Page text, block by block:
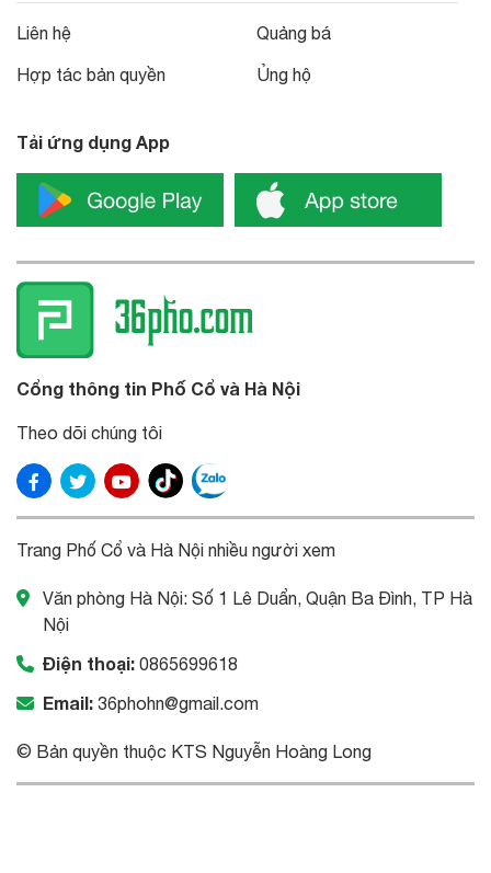
Liên hệ
Hợp tác bản quyền
Quảng bá
Ủng hộ
Tải ứng dụng App
Cổng thông tin Phố Cổ và Hà Nội
Theo dõi chúng tôi
Trang Phố Cổ và Hà Nội nhiều người xem
Văn phòng Hà Nội: Số 1 Lê Duẩn, Quận Ba Đình, TP Hà
Nội
Điện thoại: 0865699618
Email: 36phohn@gmail.com
© Bản quyền thuộc KTS Nguyễn Hoàng Long